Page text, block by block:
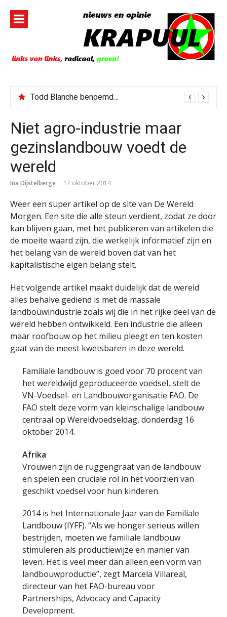
inhoud
Todd Blanche benoemd tot Attorney General
Niet agro-industrie maar
gezinslandbouw voedt de
wereld
Ina Dijstelberge 17 oktober 2014
Weer een super artikel op de site van De Wereld
Morgen. Een site die alle steun verdient, zodat ze door
kan blijven gaan, met het publiceren van artikelen die
de moeite waard zijn, die werkelijk informatief zijn en
het belang van de wereld boven dat van het
kapitalistische eigen belang stelt.
Het volgende artikel maakt duidelijk dat de wereld
alles behalve gediend is met de massale
landbouwindustrie zoals wij die in het rijke deel van de
wereld hebben ontwikkeld. Een industrie die alleen
maar roofbouw op het milieu pleegt en ten kosten
gaat van de meest kwetsbaren in deze wereld.
Familiale landbouw is goed voor 70 procent van
het wereldwijd geproduceerde voedsel, stelt de
VN-Voedsel- en Landbouworganisatie FAO. De
FAO stelt deze vorm van kleinschalige landbouw
centraal op Wereldvoedseldag, donderdag 16
oktober 2014.
Afrika
Vrouwen zijn de ruggengraat van de landbouw
en spelen een cruciale rol in het voorzien van
geschikt voedsel voor hun kinderen.
2014 is het Internationale Jaar van de Familiale
Landbouw (IYFF). “Als we honger serieus willen
bestrijden, moeten we familiale landbouw
stimuleren als productiewijze en manier van
leven. Het is veel meer dan alleen een vorm van
landbouwproductie”, zegt Marcela Villareal,
directeur van het FAO-bureau voor
Partnerships, Advocacy and Capacity
Development.